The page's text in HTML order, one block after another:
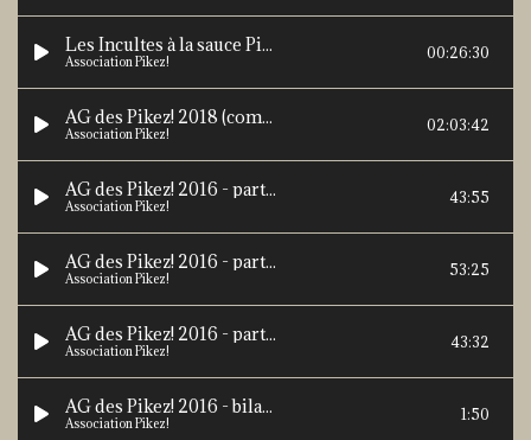
00:26:30
Les Incultes à la sauce Pikez! - 5-pour dire quoi ?
Association Pikez!
02:03:42
AG des Pikez! 2018 (complet)
Association Pikez!
43:55
AG des Pikez! 2016 - partie 1
Association Pikez!
53:25
AG des Pikez! 2016 - partie 2
Association Pikez!
43:32
AG des Pikez! 2016 - partie 3
Association Pikez!
1:50
AG des Pikez! 2016 - bilan du service des sports
Association Pikez!